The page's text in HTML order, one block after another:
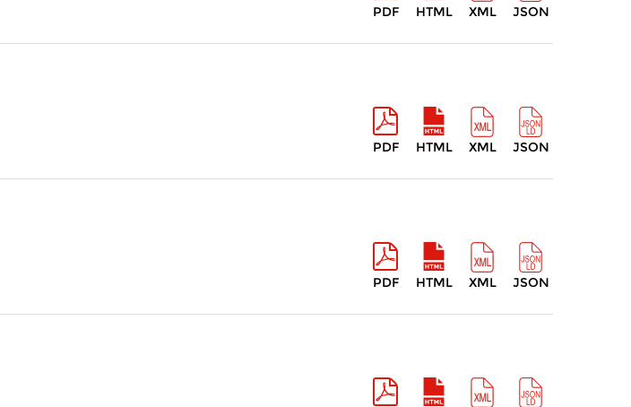
PDF HTML XML JSON
PDF HTML XML JSON
PDF HTML XML JSON